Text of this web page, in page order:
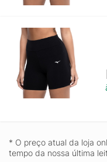
* O preço atual da loja
tempo da nossa última